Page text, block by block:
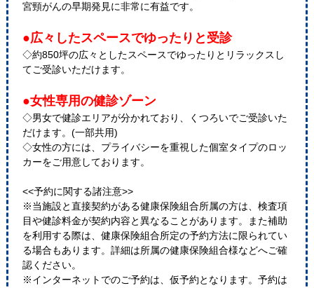
宮頸がんの早期発見に非常に有益です。
●広々したスペースでゆったりと受診
◇約850坪の広々としたスペースでゆったりとリラックスし
てご受診いただけます。
●女性専用の健診ゾーン
◇男女で健診エリアが分かれており、くつろいでご受診いた
だけます。(一部共用)
◇女性の方には、プライバシーを重視した個室タイプのロッ
カーをご用意しております。
<<予約に関する諸注意>>
※当施設と直接契約がある健康保険組合所属の方は、検査項
目や健診料金が契約内容と異なることがあります。また補助
を利用する際は、健康保険組合所定の予約方法に限られてい
る場合もあります。詳細は所属の健康保険組合様などへご確
認ください。
※インターネットでのご予約は、仮予約となります。予約は